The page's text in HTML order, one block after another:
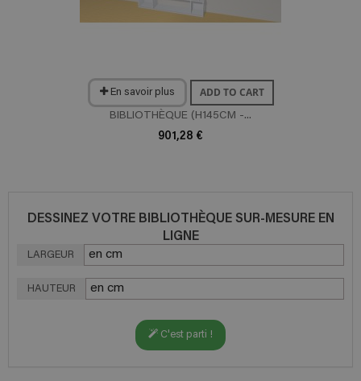
En savoir plus ADD TO CART
BIBLIOTHÈQUE (H145CM -...
901,28 €
DESSINEZ VOTRE BIBLIOTHÈQUE SUR-MESURE EN
LIGNE
LARGEUR
HAUTEUR
C'est parti !